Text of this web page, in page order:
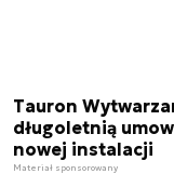
Tauron
długoletnią
nowej instalacji
Materiał sponsorowany